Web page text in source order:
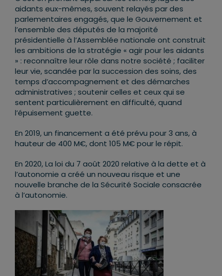
aidants eux-mêmes, souvent relayés par des
parlementaires engagés, que le Gouvernement et
l’ensemble des députés de la majorité
présidentielle à l’Assemblée nationale ont construit
les ambitions de la stratégie « agir pour les aidants
» : reconnaître leur rôle dans notre société ; faciliter
leur vie, scandée par la succession des soins, des
temps d’accompagnement et des démarches
administratives ; soutenir celles et ceux qui se
sentent particulièrement en difficulté, quand
l’épuisement guette.
En 2019, un financement a été prévu pour 3 ans, à
hauteur de 400 M€, dont 105 M€ pour le répit.
En 2020, La loi du 7 août 2020 relative à la dette et à
l’autonomie a créé un nouveau risque et une
nouvelle branche de la Sécurité Sociale consacrée
à l’autonomie.